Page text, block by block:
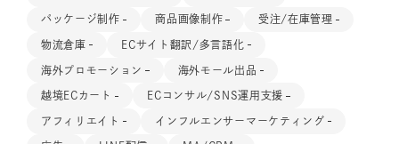
パッケージ制作 商品画像制作 受注/在庫管理
物流倉庫 ECサイト翻訳/多言語化
海外プロモーション 海外モール出品
越境ECカート ECコンサル/SNS運用支援
アフィリエイト インフルエンサーマーケティング